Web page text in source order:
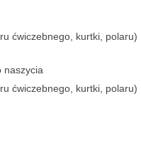
ćwiczebnego, kurtki, polaru)
naszycia
ćwiczebnego, kurtki, polaru)